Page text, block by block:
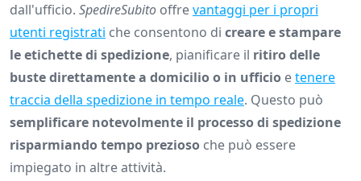
dall'ufficio. SpedireSubito offrevantaggi per i propri
utenti registrati che consentono di creare e stampare
le etichette di spedizione, pianificare il ritiro delle
buste direttamente a domicilio o in ufficio etenere
traccia della spedizione in tempo reale. Questo può
semplificare notevolmente il processo di spedizione
risparmiando tempo prezioso che può essere
impiegato in altre attività.